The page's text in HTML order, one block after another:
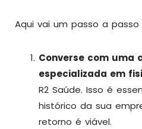
Aqui vai um passo a passo
Converse com uma
especializada em
R2 Saúde. Isso é
histórico da sua
retorno é viável.